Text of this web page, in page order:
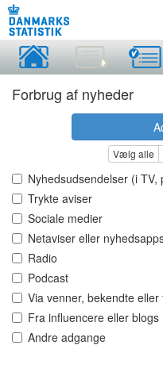
Forbrug af nyheder
Vælg alle
Nyhedsudsendelser (i
Trykte aviser
Sociale medier
Netaviser eller
Radio
Podcast
Via venner, bekendte eller
Fra influencere eller blogs
Andre adgange